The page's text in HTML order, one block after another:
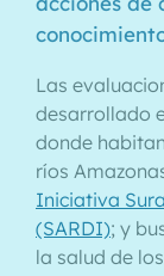
Las
desarrollado
donde
ríos
Iniciativa
(SARDI); y
la salud de